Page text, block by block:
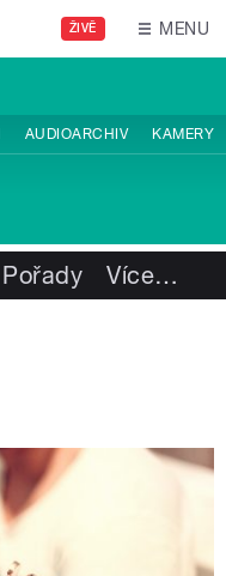
ŽIVĚ MENU
AUDIOARCHIV KAMERY
Pořady Více…